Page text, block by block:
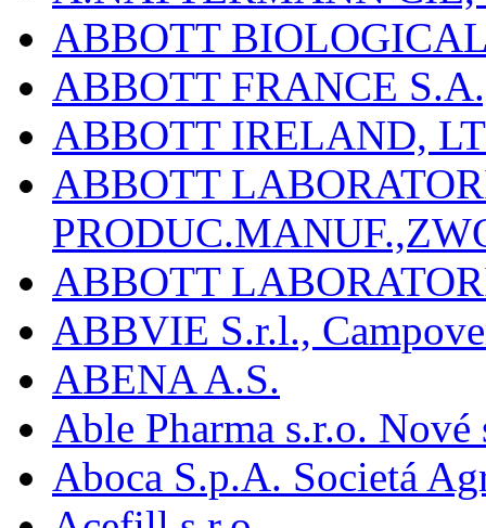
ABBOTT
ABBOTT FRANCE
ABBOTT IRELAND,
ABBOTT
ABBOTT
ABBVIE S.r.l.,
ABENA A.S.
Able Pharma s.r.o.
Aboca S.p.A. Societá